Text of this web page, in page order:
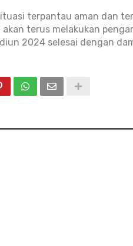
terpantau aman dan
terus melakukan
2024 selesai dengan